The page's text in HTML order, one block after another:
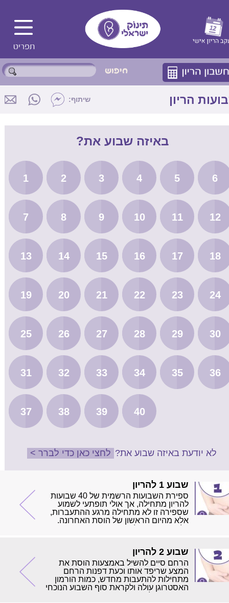
הריון שיתוף:
באיזה שבוע את?
1 2 3 4 5 6
7 8 9 10 11 12
13 14 15 16 17 18
19 20 21 22 23 24
25 26 27 28 29 30
31 32 33 34 35 36
37 38 39 40
לא יודעת באיזה שבוע את? לחצי כאן כדי לברר >
שבוע 1 להריון
ספירת השבועות הרשמית של 40 שבועות
להריון מתחילה, אך אולי תופתעי לשמוע
שספירה זו לא מתחילה מרגע ההתעברות,
אלא מהיום הראשון של הוסת האחרונה.
שבוע 2 להריון
הרחם סיים להשיל באמצעות הוסת את
המצע שריפד אותו וכעת דפנות הרחם
מתחילות להתעבות מחדש, כמות הורמון
האסטרוגן עולה ולקראת סוף השבוע הנוכחי